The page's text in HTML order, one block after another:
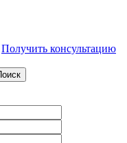
Получить консультацию